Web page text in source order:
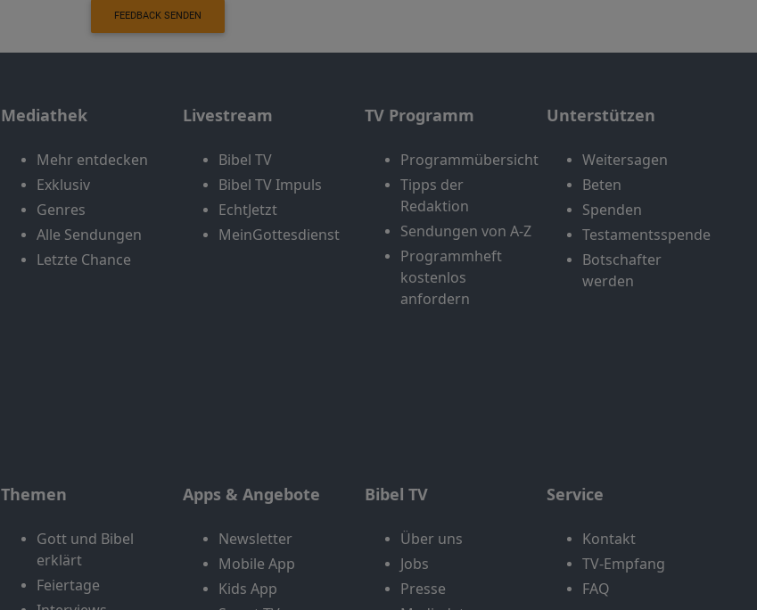
FEEDBACK SENDEN
Mediathek
Mehr entdecken
Exklusiv
Genres
Alle Sendungen
Letzte Chance
Livestream
Bibel TV
Bibel TV Impuls
EchtJetzt
MeinGottesdienst
TV Programm
Programmübersicht
Tipps der
Redaktion
Sendungen von A-Z
Programmheft
kostenlos
anfordern
Unterstützen
Weitersagen
Beten
Spenden
Testamentsspende
Botschafter
werden
Themen
Gott und Bibel
erklärt
Feiertage
Apps & Angebote
Newsletter
Mobile App
Kids App
Bibel TV
Über uns
Jobs
Presse
Service
Kontakt
TV-Empfang
FAQ